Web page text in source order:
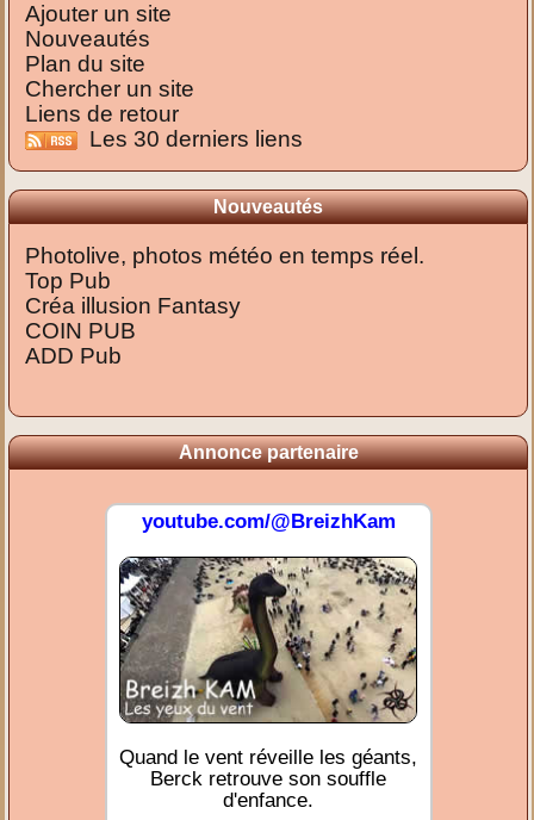
Ajouter un site
Nouveautés
Plan du site
Chercher un site
Liens de retour
Les 30 derniers liens
Nouveautés
Photolive, photos météo en temps réel.
Top Pub
Créa illusion Fantasy
COIN PUB
ADD Pub
Annonce partenaire
youtube.com/@BreizhKam
Quand le vent réveille les géants,
Berck retrouve son souffle
d'enfance.